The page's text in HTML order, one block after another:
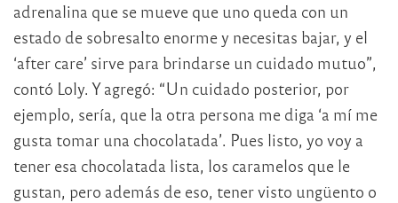
adrenalina que se mueve que uno queda con un
estado de sobresalto enorme y necesitas bajar, y el
‘after care’ sirve para brindarse un cuidado mutuo”,
contó Loly. Y agregó: “Un cuidado posterior, por
ejemplo, sería, que la otra persona me diga ‘a mí me
gusta tomar una chocolatada’. Pues listo, yo voy a
tener esa chocolatada lista, los caramelos que le
gustan, pero además de eso, tener visto ungüento o